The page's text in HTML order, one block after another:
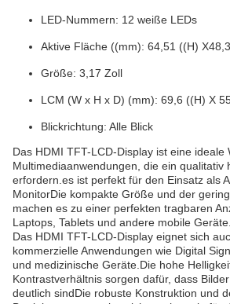
LED-Nummern: 12 weiße LEDs
Aktive Fläche ((mm): 64,51 ((H)
Größe: 3,17 Zoll
LCM (W x H x D) (mm): 69,6 ((H) X
Blickrichtung: Alle Blick
Das HDMI TFT-LCD-Display ist eine ideale
Multimediaanwendungen, die ein qualitativ
erfordern.es ist perfekt für den Einsatz als
MonitorDie kompakte Größe und der
machen es zu einer perfekten tragbaren
Laptops, Tablets und andere mobile Geräte.
Das HDMI TFT-LCD-Display eignet sich
kommerzielle Anwendungen wie Digital
und medizinische Geräte.Die hohe
Kontrastverhältnis sorgen dafür, dass
deutlich sindDie robuste Konstruktion und